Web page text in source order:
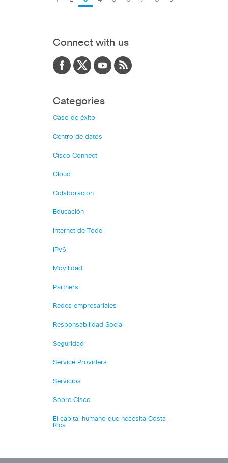
Connect with us
Categories
Caso de éxito
Centro de datos
Cisco Connect
Cloud
Colaboración
Educación
Internet de Todo
IPv6
Movilidad
Partners
Redes empresariales
Responsabilidad Social
Seguridad
Service Providers
Servicios
Sobre Cisco
El capital humano que necesita Costa
Rica